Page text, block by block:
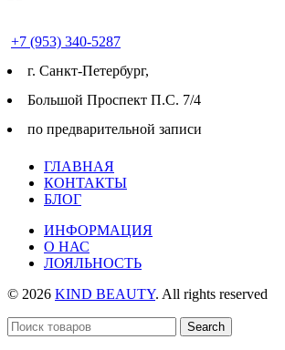
+7 (953) 340-5287
г. Cанкт-Петербург,
Большой Проспект П.С. 7/4
по предварительной записи
ГЛАВНАЯ
КОНТАКТЫ
БЛОГ
ИНФОРМАЦИЯ
О НАС
ЛОЯЛЬНОСТЬ
© 2026 KIND BEAUTY. All rights reserved
Search